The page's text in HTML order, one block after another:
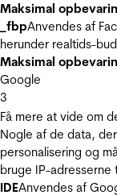
Maksimal
_fbpAnvendes af
herunder realtids-
Maksimal
Google
3
Få mere at vide om
Nogle af de data,
personalisering og
bruge IP-adresserne
IDEAnvendes af